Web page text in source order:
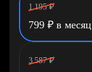
1 195 ₽
799 ₽ в месяц
3 587 ₽